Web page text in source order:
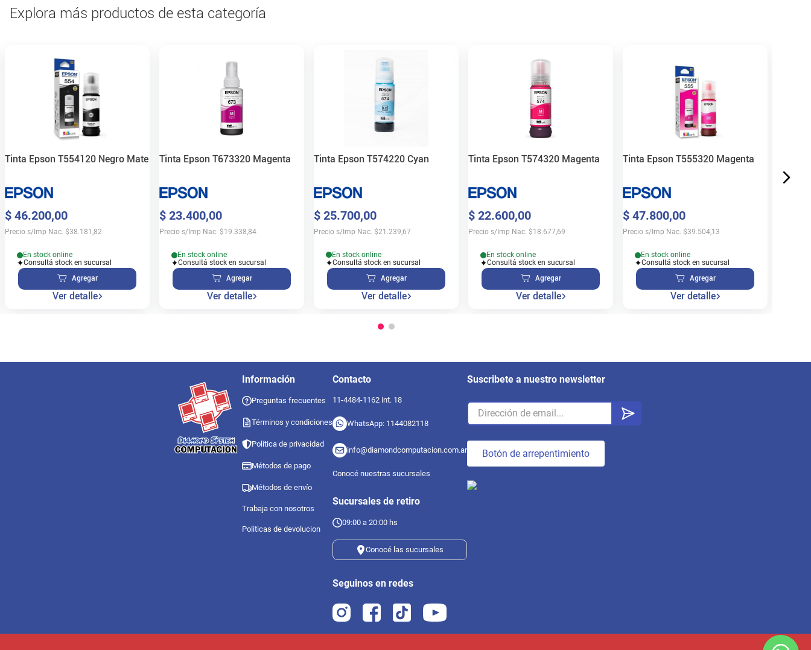
Explora más productos de esta categoría
Tinta Epson T554120 Negro Mate
$ 46.200,00
Precio s/Imp Nac. $38.181,82
En stock online
Consultá stock en sucursal
Agregar
Ver detalle
Tinta Epson T673320 Magenta
$ 23.400,00
Precio s/Imp Nac. $19.338,84
En stock online
Consultá stock en sucursal
Agregar
Ver detalle
Tinta Epson T574220 Cyan
$ 25.700,00
Precio s/Imp Nac. $21.239,67
En stock online
Consultá stock en sucursal
Agregar
Ver detalle
Tinta Epson T574320 Magenta
$ 22.600,00
Precio s/Imp Nac. $18.677,69
En stock online
Consultá stock en sucursal
Agregar
Ver detalle
Tinta Epson T555320 Magenta
$ 47.800,00
Precio s/Imp Nac. $39.504,13
En stock online
Consultá stock en sucursal
Agregar
Ver detalle
Información
Preguntas frecuentes
Términos y condiciones
Política de privacidad
Métodos de pago
Métodos de envío
Trabaja con nosotros
Politicas de devolucion
Contacto
11-4484-1162 int. 18
WhatsApp: 1144082118
info@diamondcomputacion.com.ar
Conocé nuestras sucursales
Sucursales de retiro
09:00 a 20:00 hs
Conocé las sucursales
Seguinos en redes
Suscribete a nuestro newsletter
Botón de arrepentimiento